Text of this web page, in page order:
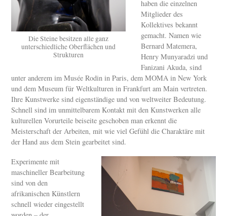
Die Steine besitzen alle ganz
unterschiedliche Oberflächen und
Strukturen
haben die einzelnen
Mitglieder des
Kollektives bekannt
gemacht. Namen wie
Bernard Matemera,
Henry Munyaradzi und
Fanizani Akuda, sind
unter anderem im Musée Rodin in Paris, dem MOMA in New York
und dem Museum für Weltkulturen in Frankfurt am Main vertreten.
Ihre Kunstwerke sind eigenständige und von weltweiter Bedeutung.
Schnell sind im unmittelbarem Kontakt mit den Kunstwerken alle
kulturellen Vorurteile beiseite geschoben man erkennt die
Meisterschaft der Arbeiten, mit wie viel Gefühl die Charaktäre mit
der Hand aus dem Stein gearbeitet sind.
Experimente mit
maschineller Bearbeitung
sind von den
afrikanischen Künstlern
schnell wieder eingestellt